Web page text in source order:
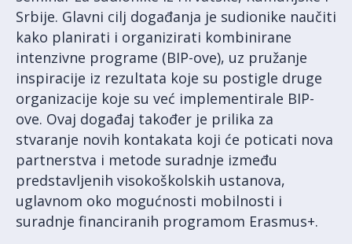
Srbije. Glavni cilj događanja je sudionike naučiti
kako planirati i organizirati kombinirane
intenzivne programe (BIP-ove), uz pružanje
inspiracije iz rezultata koje su postigle druge
organizacije koje su već implementirale BIP-
ove. Ovaj događaj također je prilika za
stvaranje novih kontakata koji će poticati nova
partnerstva i metode suradnje između
predstavljenih visokoškolskih ustanova,
uglavnom oko mogućnosti mobilnosti i
suradnje financiranih programom Erasmus+.